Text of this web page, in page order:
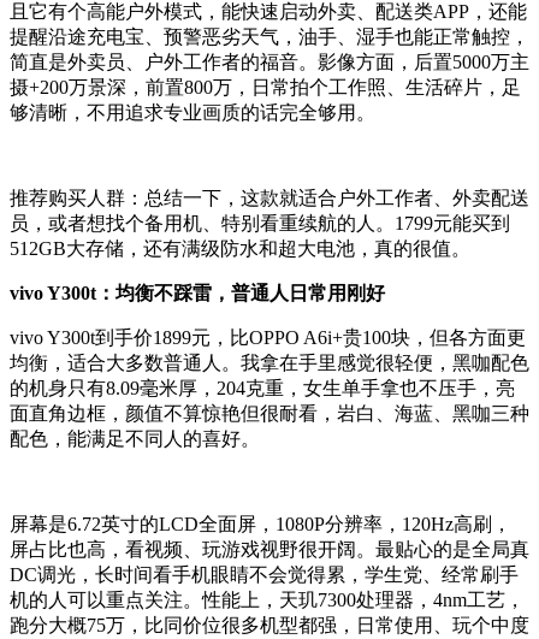
且它有个高能户外模式，能快速启动外卖、配送类APP，还能
提醒沿途充电宝、预警恶劣天气，油手、湿手也能正常触控，
简直是外卖员、户外工作者的福音。影像方面，后置5000万主
摄+200万景深，前置800万，日常拍个工作照、生活碎片，足
够清晰，不用追求专业画质的话完全够用。
推荐购买人群： 总结一下，这款就适合户外工作者、外卖配送
员，或者想找个备用机、特别看重续航的人。1799元能买到
512GB大存储，还有满级防水和超大电池，真的很值。
vivo Y300t：均衡不踩雷，普通人日常用刚好
vivo Y300t到手价1899元，比OPPO A6i+贵100块，但各方面更
均衡，适合大多数普通人。我拿在手里感觉很轻便，黑咖配色
的机身只有8.09毫米厚，204克重，女生单手拿也不压手，亮
面直角边框，颜值不算惊艳但很耐看，岩白、海蓝、黑咖三种
配色，能满足不同人的喜好。
屏幕是6.72英寸的LCD全面屏，1080P分辨率，120Hz高刷，
屏占比也高，看视频、玩游戏视野很开阔。最贴心的是全局真
DC调光，长时间看手机眼睛不会觉得累，学生党、经常刷手
机的人可以重点关注。性能上，天玑7300处理器，4nm工艺，
跑分大概75万，比同价位很多机型都强，日常使用、玩个中度